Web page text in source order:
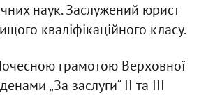
наук. Заслужений юрист
кваліфікаційного класу.
грамотою Верховної
„За заслуги“ II та III